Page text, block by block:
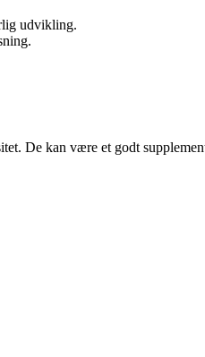
udvikling.
De kan være et godt